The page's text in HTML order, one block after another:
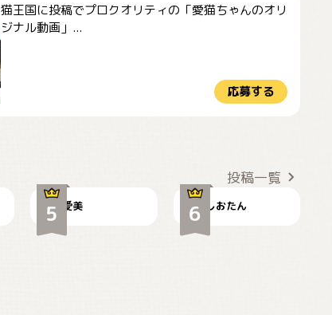
猫王国に投稿でプロクオリティの「愛猫ちゃんのオリ
ジナル動画」...
応募する
投稿一覧
爱美 しおたん